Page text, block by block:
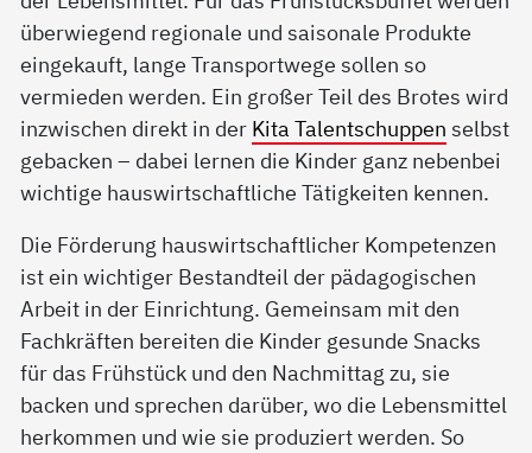
überwiegend regionale und saisonale Produkte
eingekauft, lange Transportwege sollen so
vermieden werden. Ein großer Teil des Brotes wird
inzwischen direkt in der Kita Talentschuppen selbst
gebacken – dabei lernen die Kinder ganz nebenbei
wichtige hauswirtschaftliche Tätigkeiten kennen.
Die Förderung hauswirtschaftlicher Kompetenzen
ist ein wichtiger Bestandteil der pädagogischen
Arbeit in der Einrichtung. Gemeinsam mit den
Fachkräften bereiten die Kinder gesunde Snacks
für das Frühstück und den Nachmittag zu, sie
backen und sprechen darüber, wo die Lebensmittel
herkommen und wie sie produziert werden. So